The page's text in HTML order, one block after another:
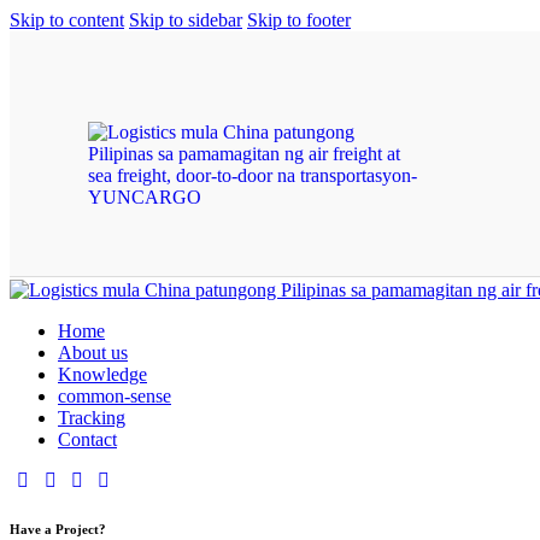
Skip to content Skip to sidebar Skip to footer
Home
About us
Knowledge
common-sense
Tracking
Contact
Have a Project?